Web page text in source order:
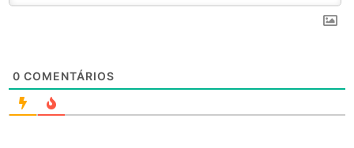
0 COMENTÁRIOS